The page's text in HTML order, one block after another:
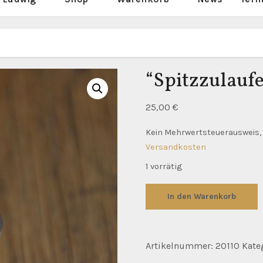
25,00€
Kein Mehrwertsteuerausweis,
Versandkosten
1 vorrätig
"Spitzzulaufend"
Menge
In den Warenkorb
Artikelnummer:20110